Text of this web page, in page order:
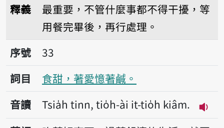
釋義
最重要，不管什麼事都不得干擾，等
用餐完畢後，再行處理。
序號33食甜，著愛憶著鹹。
序號
33
詞目
食甜，著愛憶著鹹。
音讀
Tsia̍h tinn, tio̍h-ài it-tio̍h kiâm.
播